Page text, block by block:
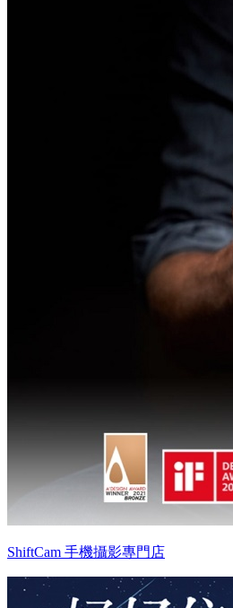
ShiftCam 手機攝影專門店